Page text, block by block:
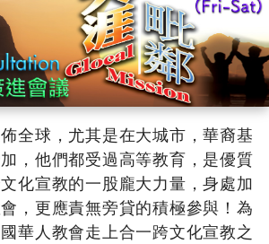
全球，尤其是在大城市，華裔基
，他們都受過高等教育，是優質
化宣教的一股龐大力量，身處加
，更應責無旁貸的積極參與！為
華人教會走上合一跨文化宣教之